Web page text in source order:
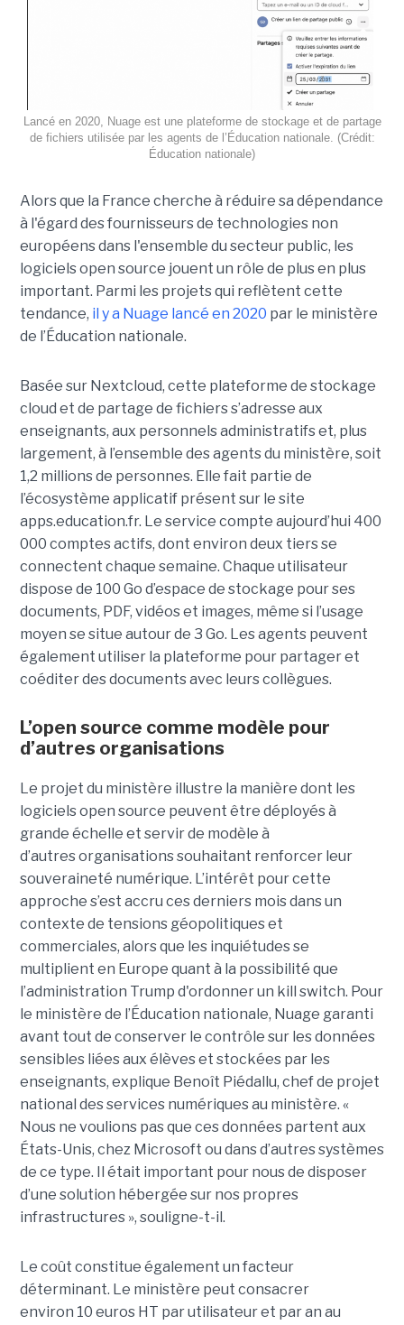
Lancé en 2020, Nuage est une plateforme de stockage et de partage
de fichiers utilisée par les agents de l’Éducation nationale. (Crédit:
Éducation nationale)
Alors que la France cherche à réduire sa dépendance
à l'égard des fournisseurs de technologies non
européens dans l'ensemble du secteur public, les
logiciels open source jouent un rôle de plus en plus
important. Parmi les projets qui reflètent cette
tendance, il y a Nuage lancé en 2020 par le ministère
de l’Éducation nationale.
Basée sur Nextcloud, cette plateforme de stockage
cloud et de partage de fichiers s’adresse aux
enseignants, aux personnels administratifs et, plus
largement, à l’ensemble des agents du ministère, soit
1,2 millions de personnes. Elle fait partie de
l’écosystème applicatif présent sur le site
apps.education.fr. Le service compte aujourd’hui 400
000 comptes actifs, dont environ deux tiers se
connectent chaque semaine. Chaque utilisateur
dispose de 100 Go d’espace de stockage pour ses
documents, PDF, vidéos et images, même si l’usage
moyen se situe autour de 3 Go. Les agents peuvent
également utiliser la plateforme pour partager et
coéditer des documents avec leurs collègues.
L’open source comme modèle pour
d’autres organisations
Le projet du ministère illustre la manière dont les
logiciels open source peuvent être déployés à
grande échelle et servir de modèle à
d’autres organisations souhaitant renforcer leur
souveraineté numérique. L’intérêt pour cette
approche s’est accru ces derniers mois dans un
contexte de tensions géopolitiques et
commerciales, alors que les inquiétudes se
multiplient en Europe quant à la possibilité que
l’administration Trump d'ordonner un kill switch. Pour
le ministère de l’Éducation nationale, Nuage garanti
avant tout de conserver le contrôle sur les données
sensibles liées aux élèves et stockées par les
enseignants, explique Benoît Piédallu, chef de projet
national des services numériques au ministère. «
Nous ne voulions pas que ces données partent aux
États-Unis, chez Microsoft ou dans d’autres systèmes
de ce type. Il était important pour nous de disposer
d’une solution hébergée sur nos propres
infrastructures », souligne-t-il.
Le coût constitue également un facteur
déterminant. Le ministère peut consacrer
environ 10 euros HT par utilisateur et par an au